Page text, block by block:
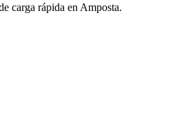
carga rápida en Amposta.